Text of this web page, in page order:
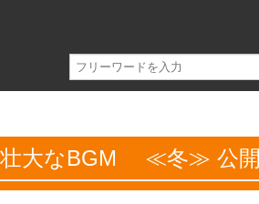
壮大なBGM ≪冬≫ 公開